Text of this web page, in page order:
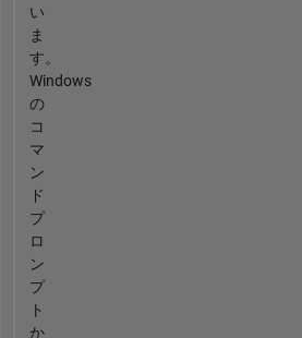
い
ま
す。
Windows
の
コ
マ
ン
ド
プ
ロ
ン
プ
ト
か